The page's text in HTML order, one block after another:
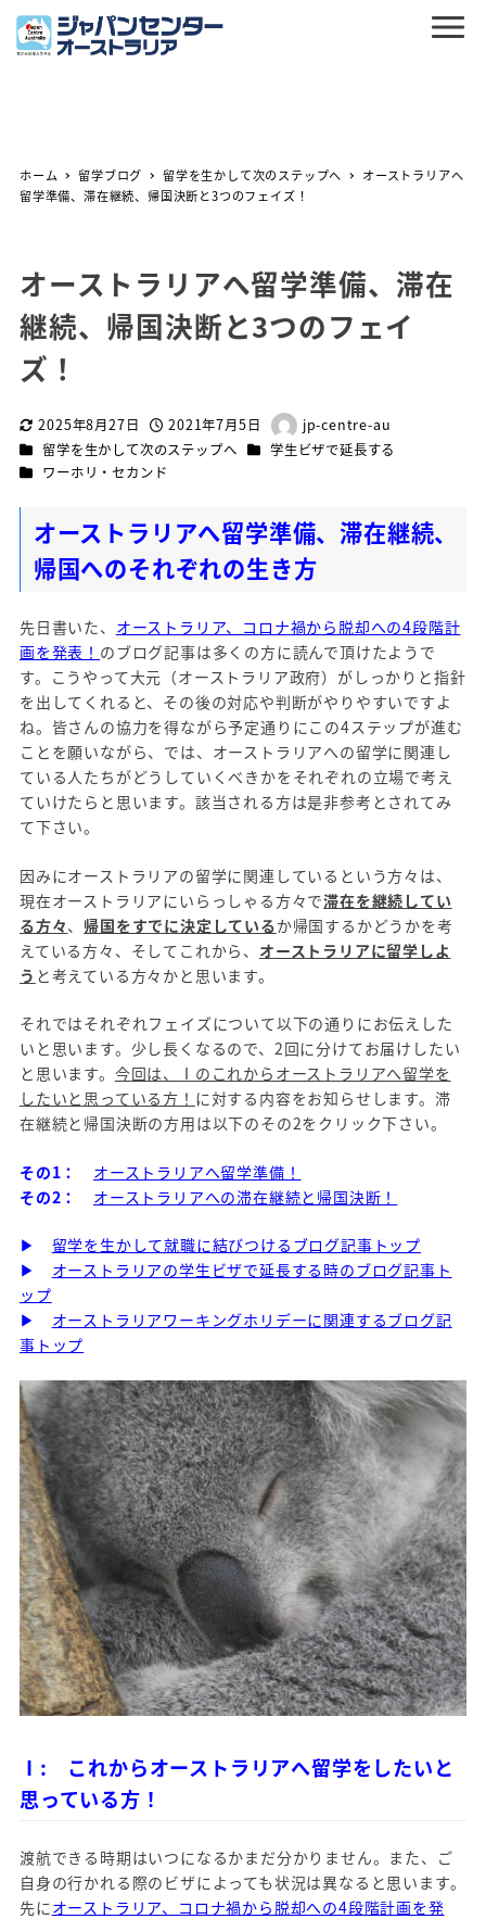
ホーム 留学ブログ 留学を生かして次のステップへ
オーストラリアへ
留学準備、滞在継続、帰国決断と3つのフェイズ！
オーストラリアへ留学準備、滞在
継続、帰国決断と3つのフェイ
ズ！
更新日2025年8月27日 投稿日2021年7月5日
著
者
jp-centre-au
カテゴリー
留学を生かして次のステップへ カテゴリー
学生ビザで延長する
カテゴリー
ワーホリ・セカンド
オーストラリアへ留学準備、滞在継続、
帰国へのそれぞれの生き方
先日書いた、 オーストラリア、コロナ禍から脱却への4段階計
画を発表！ のブログ記事は多くの方に読んで頂けたようで
す。こうやって大元（オーストラリア政府）がしっかりと指針
を出してくれると、その後の対応や判断がやりやすいですよ
ね。皆さんの協力を得ながら予定通りにこの4ステップが進む
ことを願いながら、では、オーストラリアへの留学に関連し
ている人たちがどうしていくべきかをそれぞれの立場で考え
ていけたらと思います。該当される方は是非参考とされてみ
て下さい。
因みにオーストラリアの留学に関連しているという方々は、
現在オーストラリアにいらっしゃる方々で滞在を継続してい
る方々、 帰国をすでに決定しているか帰国するかどうかを考
えている方々、そしてこれから、 オーストラリアに留学しよ
う と考えている方々かと思います。
それではそれぞれフェイズについて以下の通りにお伝えした
いと思います。少し長くなるので、2回に分けてお届けしたい
と思います。 今回は、Ⅰのこれからオーストラリアへ留学を
したいと思っている方！ に対する内容をお知らせします。滞
在継続と帰国決断の方用は以下のその2をクリック下さい。
その1：
オーストラリアへ留学準備！
その2：
オーストラリアへの滞在継続と帰国決断！
▶
留学を生かして就職に結びつけるブログ記事トップ
▶
オーストラリアの学生ビザで延長する時のブログ記事ト
ップ
▶
オーストラリアワーキングホリデーに関連するブログ記
事トップ
Ⅰ: これからオーストラリアへ留学をしたいと
思っている方！
渡航できる時期はいつになるかまだ分かりません。また、ご
自身の行かれる際のビザによっても状況は異なると思います。
先にオーストラリア、コロナ禍から脱却への4段階計画を発